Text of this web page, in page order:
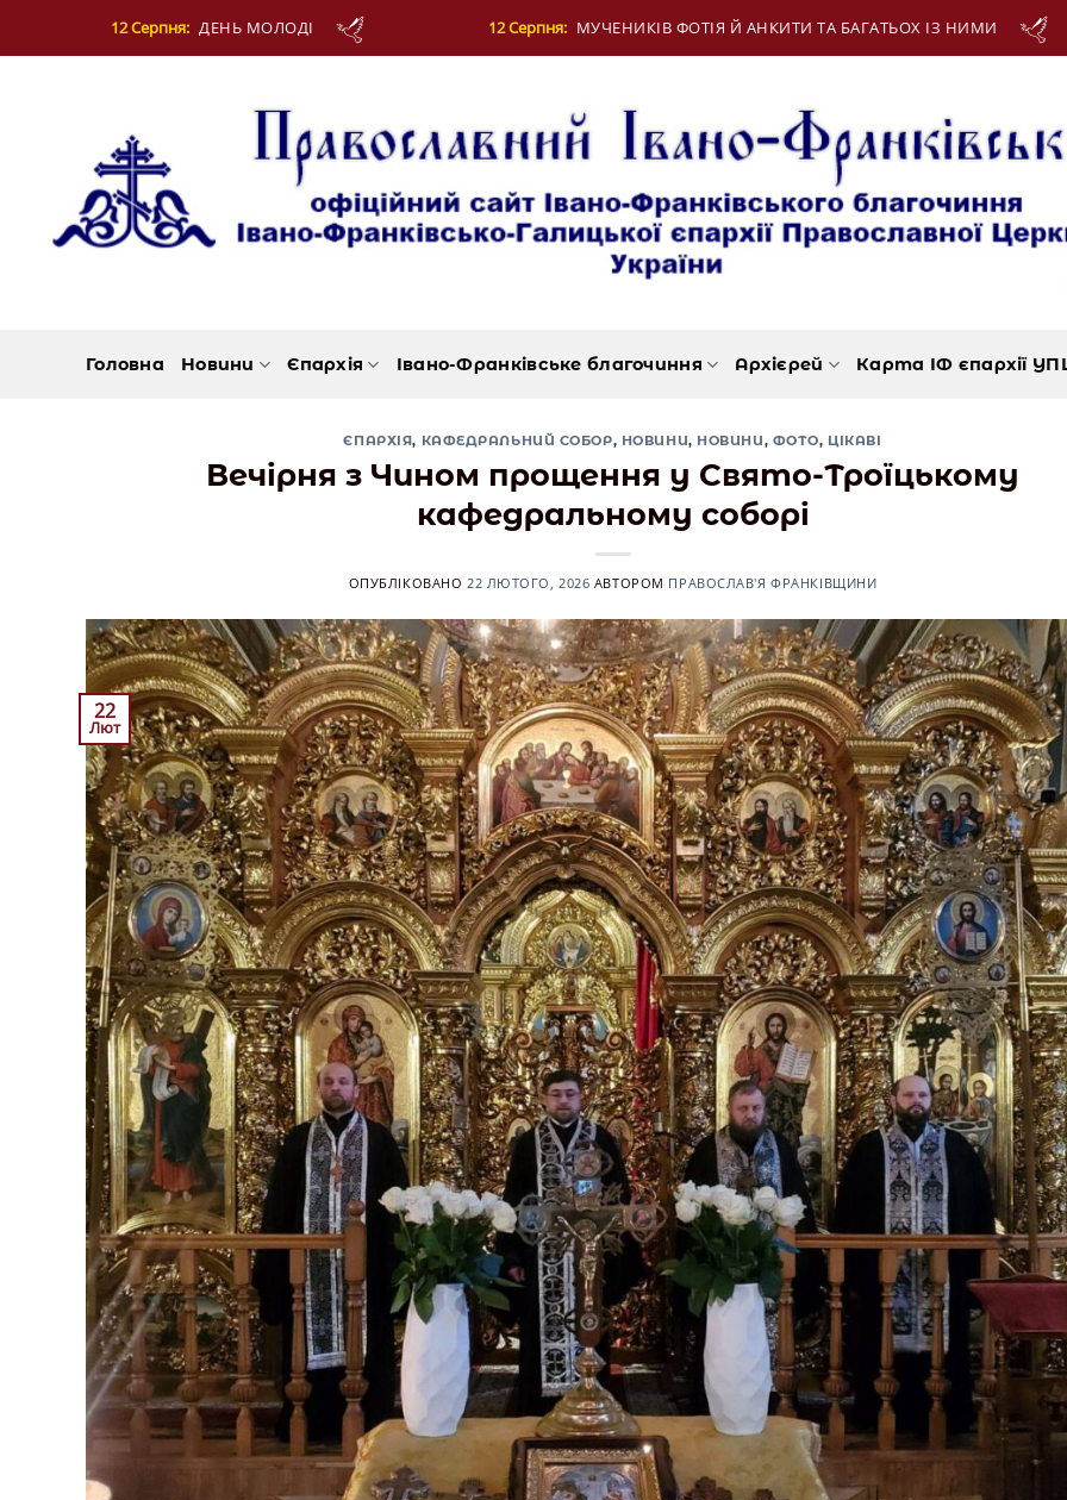
12 Серпня: МУЧЕНИКІВ ФОТІЯ Й АНКИТИ ТА БАГАТЬОХ ІЗ НИМИ 13 Серпня: МУЧЕНИКІВ
Головна Новини Єпархія Івано-Франківське благочиння Архієрей Карта ІФ єпархії
ЄПАРХІЯ, КАФЕДРАЛЬНИЙ СОБОР, НОВИНИ, НОВИНИ, ФОТО, ЦІКАВІ
Вечірня з Чином прощення у Свято-Троїцькому
кафедральному соборі
ОПУБЛІКОВАНО 22 ЛЮТОГО, 2026 АВТОРОМ ПРАВОСЛАВ'Я ФРАНКІВЩИНИ
22
Лют